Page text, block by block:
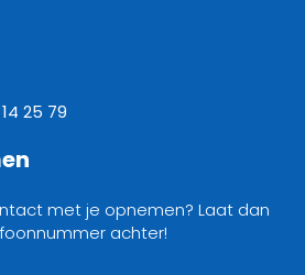
25 79
met je opnemen? Laat dan
achter!